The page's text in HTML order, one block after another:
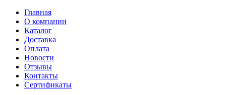
Главная
О компании
Каталог
Доставка
Оплата
Новости
Отзывы
Контакты
Сертификаты